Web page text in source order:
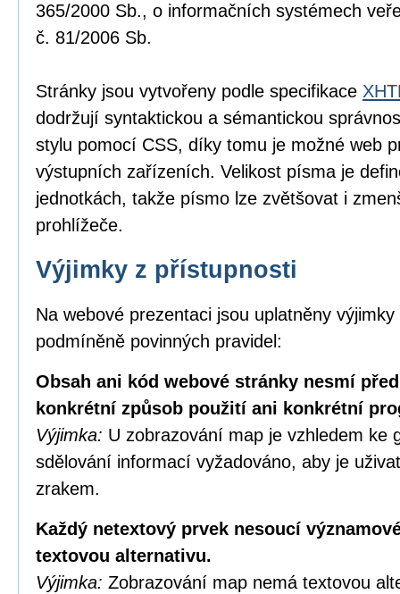
365/2000 Sb., o informačních systémech
č. 81/2006 Sb.
Stránky jsou vytvořeny podle specifikace
dodržují syntaktickou a sémantickou
stylu pomocí CSS, díky tomu je možné web
výstupních zařízeních. Velikost písma je
jednotkách, takže písmo lze zvětšovat i
prohlížeče.
Výjimky z přístupnosti
Na webové prezentaci jsou uplatněny
podmíněně povinných pravidel:
Obsah ani kód webové stránky nesmí
konkrétní způsob použití ani konkrétní
Výjimka: U zobrazování map je vzhledem ke
sdělování informací vyžadováno, aby je
zrakem.
Každý netextový prvek nesoucí
textovou alternativu.
Výjimka: Zobrazování map nemá textovou